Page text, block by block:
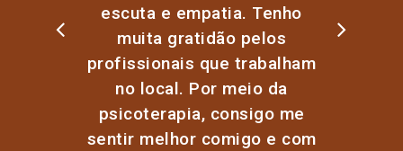
escuta e empatia. Tenho
muita gratidão pelos
profissionais que trabalham
no local. Por meio da
psicoterapia, consigo me
sentir melhor comigo e com